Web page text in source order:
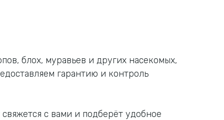
блох, муравьев и других насекомых,
гарантию и контроль
с вами и подберёт удобное